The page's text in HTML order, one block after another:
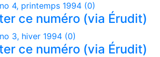
4, printemps 1994 (0)
ce numéro (via Érudit)
3, hiver 1994 (0)
ce numéro (via Érudit)